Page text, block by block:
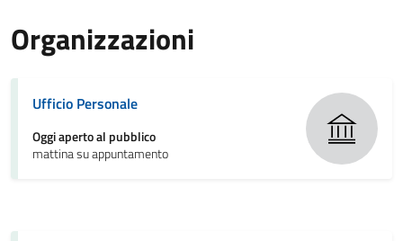
Organizzazioni
Ufficio Personale
Oggi aperto al pubblico
mattina su appuntamento